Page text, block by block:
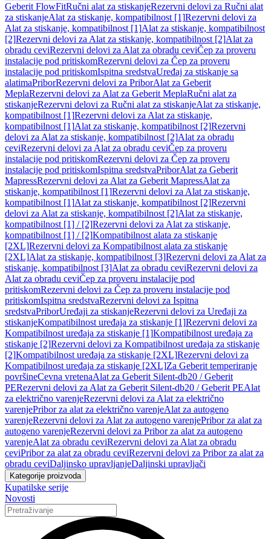
Geberit FlowFitRučni alat za stiskanjeRezervni delovi za Ručni alat
za stiskanjeAlat za stiskanje, kompatibilnost [1]Rezervni delovi za
Alat za stiskanje, kompatibilnost [1]Alat za stiskanje, kompatibilnost
[2]Rezervni delovi za Alat za stiskanje, kompatibilnost [2]Alat za
obradu ceviRezervni delovi za Alat za obradu ceviČep za proveru
instalacije pod pritiskomRezervni delovi za Čep za proveru
instalacije pod pritiskomIspitna sredstvaUređaj za stiskanje sa
alatimaPriborRezervni delovi za PriborAlat za Geberit
MeplaRezervni delovi za Alat za Geberit MeplaRučni alat za
stiskanjeRezervni delovi za Ručni alat za stiskanjeAlat za stiskanje,
kompatibilnost [1]Rezervni delovi za Alat za stiskanje,
kompatibilnost [1]Alat za stiskanje, kompatibilnost [2]Rezervni
delovi za Alat za stiskanje, kompatibilnost [2]Alat za obradu
ceviRezervni delovi za Alat za obradu ceviČep za proveru
instalacije pod pritiskomRezervni delovi za Čep za proveru
instalacije pod pritiskomIspitna sredstvaPriborAlat za Geberit
MapressRezervni delovi za Alat za Geberit MapressAlat za
stiskanje, kompatibilnost [1]Rezervni delovi za Alat za stiskanje,
kompatibilnost [1]Alat za stiskanje, kompatibilnost [2]Rezervni
delovi za Alat za stiskanje, kompatibilnost [2]Alat za stiskanje,
kompatibilnost [1] / [2]Rezervni delovi za Alat za stiskanje,
kompatibilnost [1] / [2]Kompatibilnost alata za stiskanje
[2XL]Rezervni delovi za Kompatibilnost alata za stiskanje
[2XL]Alat za stiskanje, kompatibilnost [3]Rezervni delovi za Alat za
stiskanje, kompatibilnost [3]Alat za obradu ceviRezervni delovi za
Alat za obradu ceviČep za proveru instalacije pod
pritiskomRezervni delovi za Čep za proveru instalacije pod
pritiskomIspitna sredstvaRezervni delovi za Ispitna
sredstvaPriborUređaji za stiskanjeRezervni delovi za Uređaji za
stiskanjeKompatibilnost uređaja za stiskanje [1]Rezervni delovi za
Kompatibilnost uređaja za stiskanje [1]Kompatibilnost uređaja za
stiskanje [2]Rezervni delovi za Kompatibilnost uređaja za stiskanje
[2]Kompatibilnost uređaja za stiskanje [2XL]Rezervni delovi za
Kompatibilnost uređaja za stiskanje [2XL]Za Geberit temperiranje
površineCevna vretenaAlat za Geberit Silent-db20 / Geberit
PERezervni delovi za Alat za Geberit Silent-db20 / Geberit PEAlat
za električno varenjeRezervni delovi za Alat za električno
varenjePribor za alat za električno varenjeAlat za autogeno
varenjeRezervni delovi za Alat za autogeno varenjePribor za alat za
autogeno varenjeRezervni delovi za Pribor za alat za autogeno
varenjeAlat za obradu ceviRezervni delovi za Alat za obradu
ceviPribor za alat za obradu ceviRezervni delovi za Pribor za alat za
obradu ceviDaljinsko upravljanjeDaljinski upravljači
Kategorije proizvoda
Kupatilske serije
Novosti